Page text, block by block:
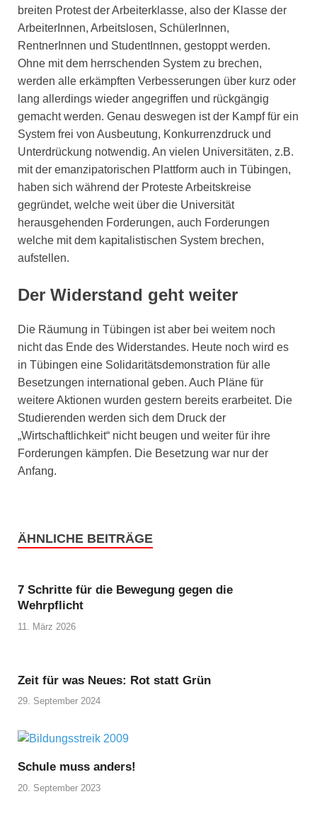
breiten Protest der Arbeiterklasse, also der Klasse der
ArbeiterInnen, Arbeitslosen, SchülerInnen,
RentnerInnen und StudentInnen, gestoppt werden.
Ohne mit dem herrschenden System zu brechen,
werden alle erkämpften Verbesserungen über kurz oder
lang allerdings wieder angegriffen und rückgängig
gemacht werden. Genau deswegen ist der Kampf für ein
System frei von Ausbeutung, Konkurrenzdruck und
Unterdrückung notwendig. An vielen Universitäten, z.B.
mit der emanzipatorischen Plattform auch in Tübingen,
haben sich während der Proteste Arbeitskreise
gegründet, welche weit über die Universität
herausgehenden Forderungen, auch Forderungen
welche mit dem kapitalistischen System brechen,
aufstellen.
Der Widerstand geht weiter
Die Räumung in Tübingen ist aber bei weitem noch
nicht das Ende des Widerstandes. Heute noch wird es
in Tübingen eine Solidaritätsdemonstration für alle
Besetzungen international geben. Auch Pläne für
weitere Aktionen wurden gestern bereits erarbeitet. Die
Studierenden werden sich dem Druck der
„Wirtschaftlichkeit“ nicht beugen und weiter für ihre
Forderungen kämpfen. Die Besetzung war nur der
Anfang.
ÄHNLICHE BEITRÄGE
7 Schritte für die Bewegung gegen die
Wehrpflicht
11. März 2026
Zeit für was Neues: Rot statt Grün
29. September 2024
Schule muss anders!
20. September 2023